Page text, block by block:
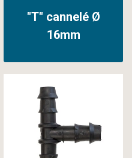
"T" cannelé Ø
16mm